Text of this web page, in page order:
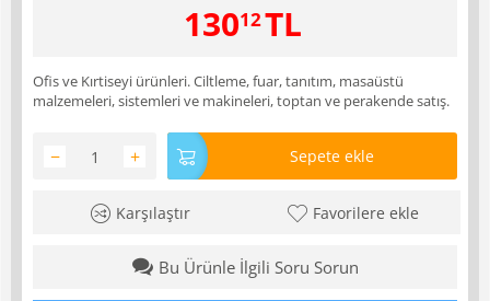
13012TL
Ofis ve Kırtiseyi ürünleri. Ciltleme, fuar, tanıtım, masaüstü
malzemeleri, sistemleri ve makineleri, toptan ve perakende satış.
+
− Sepete ekle
Karşılaştır Favorilere ekle
Bu Ürünle İlgili Soru Sorun